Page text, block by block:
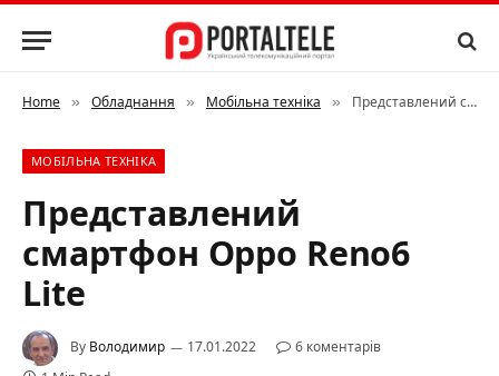
Home » Обладнання » Мобільна техніка » Представлений смартфон Oppo Reno6 Lite
МОБІЛЬНА ТЕХНІКА
Представлений
смартфон Oppo Reno6
Lite
By Володимир 17.01.2022
6 коментарів